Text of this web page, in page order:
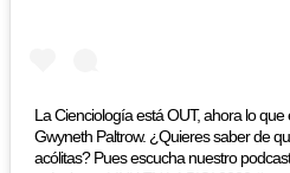
La Cienciología está OUT, ahora lo
Gwyneth Paltrow. ¿Quieres saber de
acólitas? Pues escucha nuestro